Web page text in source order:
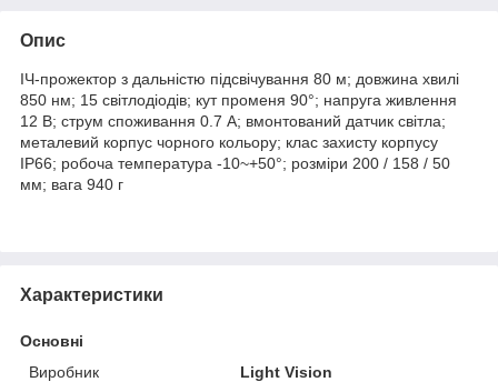
Опис
ІЧ-прожектор з дальністю підсвічування 80 м; довжина хвилі
850 нм; 15 світлодіодів; кут променя 90°; напруга живлення
12 В; струм споживання 0.7 А; вмонтований датчик світла;
металевий корпус чорного кольору; клас захисту корпусу
IP66; робоча температура -10~+50°; розміри 200 / 158 / 50
мм; вага 940 г
Характеристики
Основні
Виробник
Light Vision